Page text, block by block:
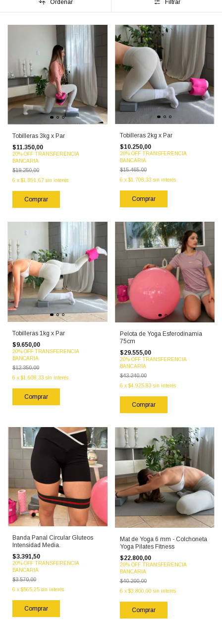
Ordenar Filtrar
Tobilleras 3kg x Par
$11.350,00
20% OFF TRANSFERENCIA
BANCARIA
$19.250,00
6 x $1.891,67 sin interés
Tobilleras 2kg x Par
$10.250,00
20% OFF TRANSFERENCIA
BANCARIA
$15.465,00
6 x $1.708,33 sin interés
Tobilleras 1kg x Par
$9.650,00
20% OFF TRANSFERENCIA
BANCARIA
$12.350,00
6 x $1.608,33 sin interés
Pelota de Yoga Esferodinamia
75cm
$29.555,00
20% OFF TRANSFERENCIA
BANCARIA
$43.240,00
6 x $4.925,83 sin interés
Banda Panal Circular Gluteos
Intensidad Media.
$3.391,50
20% OFF TRANSFERENCIA
BANCARIA
$3.570,00
6 x $565,25 sin interés
Mat de Yoga 6 mm - Colchoneta
Yoga Pilates Fitness
$22.800,00
20% OFF TRANSFERENCIA
BANCARIA
$40.200,00
6 x $3.800,00 sin interés